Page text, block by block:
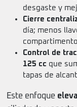
desgaste y
Cierre
día; menos
Control de
125 cc que
tapas de
Este enfoque